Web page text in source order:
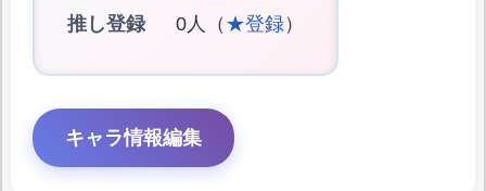
推し登録 0人（ ★登録）
キャラ情報編集